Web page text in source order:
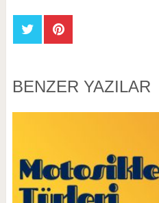
BENZER YAZILAR